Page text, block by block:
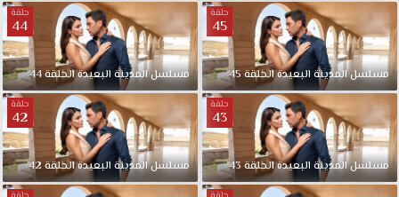
حلقة
45
مسلسل المدينة البعيدة الحلقة 45
حلقة
44
مسلسل المدينة البعيدة الحلقة 44
حلقة
43
مسلسل المدينة البعيدة الحلقة 43
حلقة
42
مسلسل المدينة البعيدة الحلقة 42